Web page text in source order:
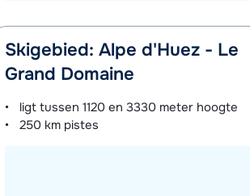
Skigebied: Alpe d'Huez - Le
Grand Domaine
ligt tussen1120 en 3330 meter hoogte
250 km pistes